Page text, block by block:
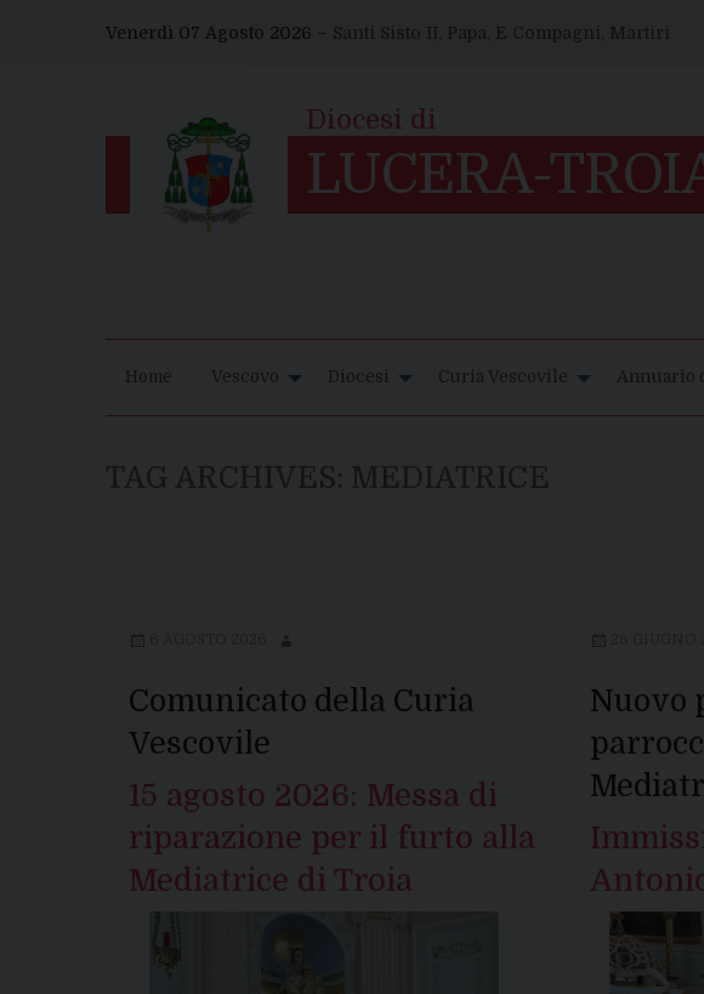
Venerdì 07 Agosto 2026 – Santi Sisto II, Papa, E Compagni, Martiri
Home Vescovo Diocesi Curia Vescovile Annuario
Comunicato della Curia
Vescovile
15 agosto 2026: Messa di
riparazione per il furto alla
Mediatrice di Troia
Nuovo